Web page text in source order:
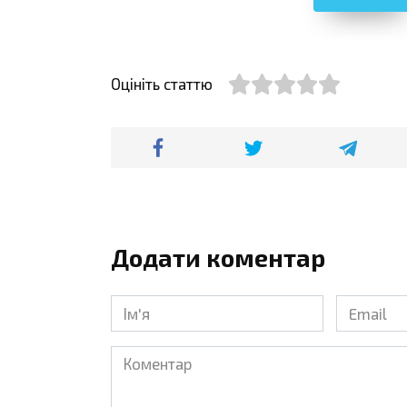
Оцініть статтю
Додати коментар
Ім'я
Email
Коментар